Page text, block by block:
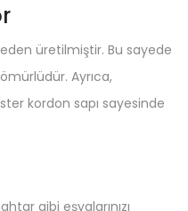
üretilmiştir. Bu sayede
Ayrıca,
kordon sapı sayesinde
gibi eşyalarınızı